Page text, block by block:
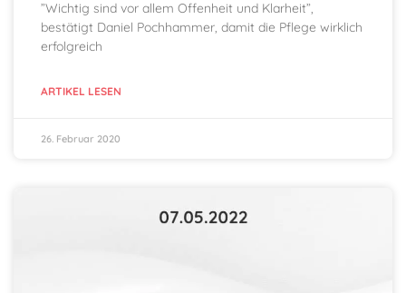
”Wichtig sind vor allem Offenheit und Klarheit”,
bestätigt Daniel Pochhammer, damit die Pflege wirklich
erfolgreich
ARTIKEL LESEN
26. Februar 2020